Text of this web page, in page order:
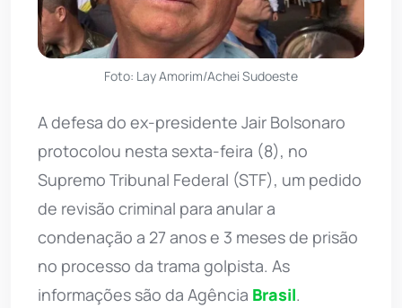
Foto: Lay Amorim/Achei Sudoeste
A defesa do ex-presidente Jair Bolsonaro
protocolou nesta sexta-feira (8), no
Supremo Tribunal Federal (STF), um pedido
de revisão criminal para anular a
condenação a 27 anos e 3 meses de prisão
no processo da trama golpista. As
informações são da Agência Brasil.